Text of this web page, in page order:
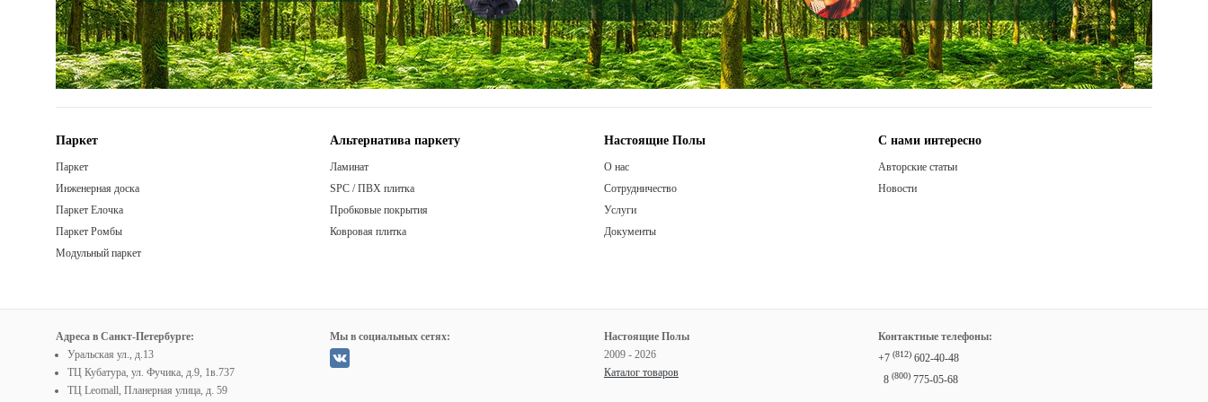
Паркет
Паркет
Инженерная доска
Паркет Елочка
Паркет Ромбы
Модульный паркет
Альтернатива паркету
Ламинат
SPC / ПВХ плитка
Пробковые покрытия
Ковровая плитка
Настоящие Полы
О нас
Сотрудничество
Услуги
Документы
С нами интересно
Авторские статьи
Новости
Адреса в Санкт-Петербурге:
Уральская ул., д.13
ТЦ Кубатура, ул. Фучика, д.9, 1в.737
ТЦ Leomall, Планерная улица, д. 59
Мы в социальных сетях:
Настоящие Полы
2009 - 2026
Каталог товаров
Контактные телефоны:
+7 (812) 602-40-48
8 (800) 775-05-68